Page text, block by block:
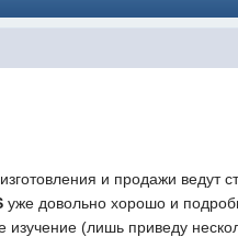
изготовления и продажи ведут
уже довольно хорошо и
(лишь приведу